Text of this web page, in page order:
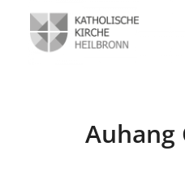
Auhang